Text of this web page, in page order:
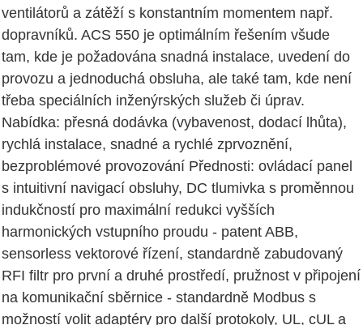
ventilátorů a zátěží s konstantním momentem např.
dopravníků. ACS 550 je optimálním řešením všude
tam, kde je požadována snadná instalace, uvedení do
provozu a jednoduchá obsluha, ale také tam, kde není
třeba speciálních inženýrských služeb či úprav.
Nabídka: přesná dodávka (vybavenost, dodací lhůta),
rychlá instalace, snadné a rychlé zprvoznění,
bezproblémové provozování Přednosti: ovládací panel
s intuitivní navigací obsluhy, DC tlumivka s proměnnou
indukčností pro maximální redukci vyšších
harmonických vstupního proudu - patent ABB,
sensorless vektorové řízení, standardně zabudovaný
RFI filtr pro první a druhé prostředí, pružnost v připojení
na komunikační sběrnice - standardně Modbus s
možností volit adaptéry pro další protokoly, UL, cUL a